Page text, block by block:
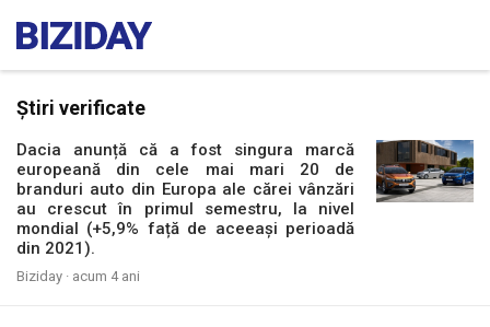
Știri verificate
Dacia anunță că a fost singura marcă
europeană din cele mai mari 20 de
branduri auto din Europa ale cărei vânzări
au crescut în primul semestru, la nivel
mondial (+5,9% față de aceeași perioadă
din 2021).
Biziday · acum 4 ani